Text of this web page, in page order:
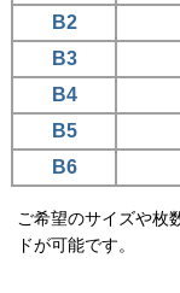
B2
B3
B4
B5
B6
ご希望のサイズや枚
ドが可能です。